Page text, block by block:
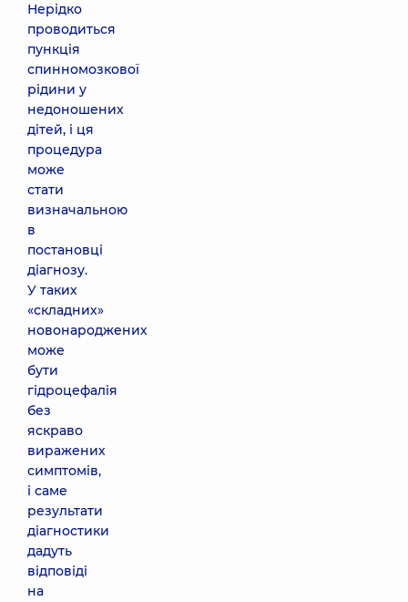
Нерідко
проводиться
пункція
спинномозкової
рідини у
недоношених
дітей, і ця
процедура
може
стати
визначальною
в
постановці
діагнозу.
У таких
«складних»
новонароджених
може
бути
гідроцефалія
без
яскраво
виражених
симптомів,
і саме
результати
діагностики
дадуть
відповіді
на